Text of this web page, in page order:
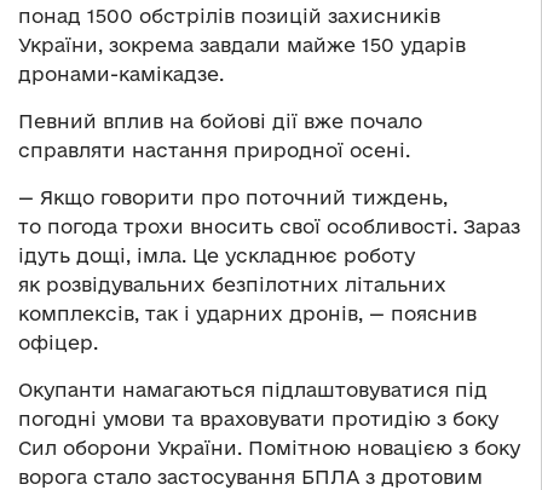
понад 1500 обстрілів позицій захисників
України, зокрема завдали майже 150 ударів
дронами-камікадзе.
Певний вплив на бойові дії вже почало
справляти настання природної осені.
— Якщо говорити про поточний тиждень,
то погода трохи вносить свої особливості. Зараз
ідуть дощі, імла. Це ускладнює роботу
як розвідувальних безпілотних літальних
комплексів, так і ударних дронів, — пояснив
офіцер.
Окупанти намагаються підлаштовуватися під
погодні умови та враховувати протидію з боку
Сил оборони України. Помітною новацією з боку
ворога стало застосування БПЛА з дротовим